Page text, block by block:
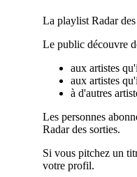
La playlist Radar des
Le public découvre
aux artistes
aux artistes
à d'autres
Les personnes
Radar des sorties.
Si vous pitchez un
votre profil.